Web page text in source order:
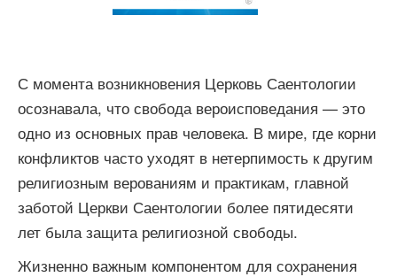
С момента возникновения Церковь Саентологии
осознавала, что свобода вероисповедания — это
одно из основных прав человека. В мире, где корни
конфликтов часто уходят в нетерпимость к другим
религиозным верованиям и практикам, главной
заботой Церкви Саентологии более пятидесяти
лет была защита религиозной свободы.
Жизненно важным компонентом для сохранения